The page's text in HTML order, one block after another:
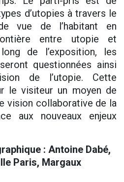
d’utopies à travers le
vue de l’habitant en
entre utopie et
de l’exposition, les
questionnées ainsi
de l’utopie. Cette
le visiteur un moyen de
vision collaborative de la
aux nouveaux enjeux
: Antoine Dabé,
Paris, Margaux